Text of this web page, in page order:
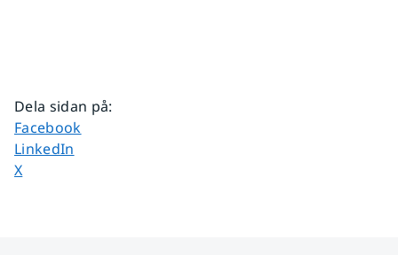
Dela sidan på:
Dela sidan på
Facebook
Dela sidan på
LinkedIn
Dela sidan på
X